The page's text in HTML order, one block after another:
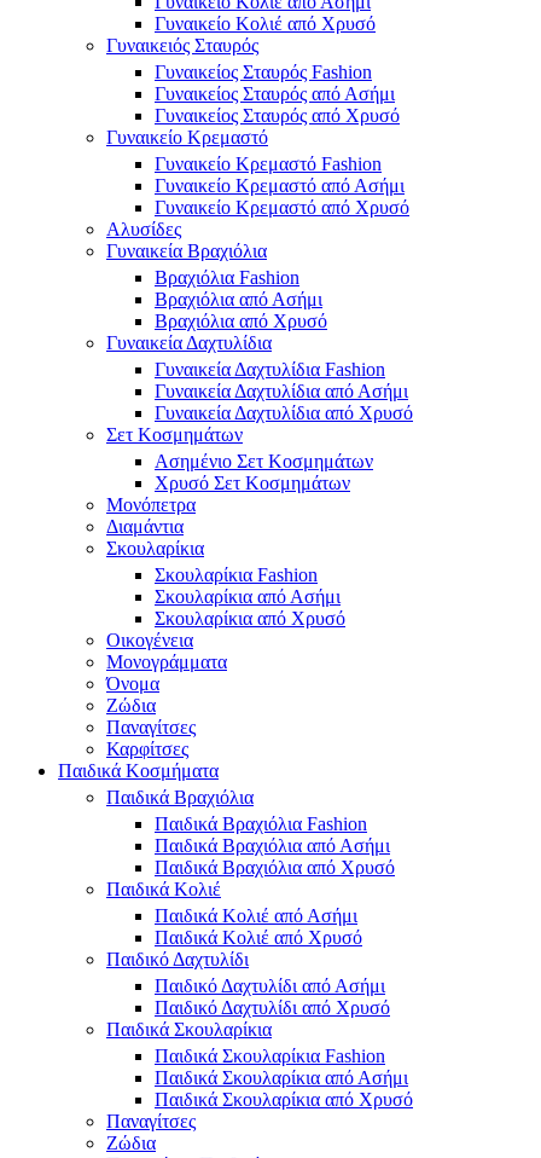
Γυναικείο Κολιέ από Χρυσό
Γυναικειός Σταυρός
Γυναικείος Σταυρός Fashion
Γυναικείος Σταυρός από Ασήμι
Γυναικείος Σταυρός από Χρυσό
Γυναικείο Κρεμαστό
Γυναικείο Κρεμαστό Fashion
Γυναικείο Κρεμαστό από Ασήμι
Γυναικείο Κρεμαστό από Χρυσό
Αλυσίδες
Γυναικεία Βραχιόλια
Βραχιόλια Fashion
Βραχιόλια από Ασήμι
Βραχιόλια από Χρυσό
Γυναικεία Δαχτυλίδια
Γυναικεία Δαχτυλίδια Fashion
Γυναικεία Δαχτυλίδια από Ασήμι
Γυναικεία Δαχτυλίδια από Χρυσό
Σετ Κοσμημάτων
Ασημένιο Σετ Κοσμημάτων
Χρυσό Σετ Κοσμημάτων
Μονόπετρα
Διαμάντια
Σκουλαρίκια
Σκουλαρίκια Fashion
Σκουλαρίκια από Ασήμι
Σκουλαρίκια από Χρυσό
Οικογένεια
Μονογράμματα
Όνομα
Ζώδια
Παναγίτσες
Καρφίτσες
Παιδικά Κοσμήματα
Παιδικά Βραχιόλια
Παιδικά Βραχιόλια Fashion
Παιδικά Βραχιόλια από Ασήμι
Παιδικά Βραχιόλια από Χρυσό
Παιδικά Κολιέ
Παιδικά Κολιέ από Ασήμι
Παιδικά Κολιέ από Χρυσό
Παιδικό Δαχτυλίδι
Παιδικό Δαχτυλίδι από Ασήμι
Παιδικό Δαχτυλίδι από Χρυσό
Παιδικά Σκουλαρίκια
Παιδικά Σκουλαρίκια Fashion
Παιδικά Σκουλαρίκια από Ασήμι
Παιδικά Σκουλαρίκια από Χρυσό
Παναγίτσες
Ζώδια